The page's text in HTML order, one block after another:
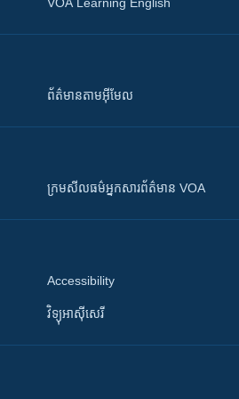
VOA Learning English
ព័ត៌មាន​តាម​អ៊ីមែល
ក្រម​​​សីលធម៌​​​អ្នក​​​សារព័ត៌មាន VOA
Accessibility
វិទ្យុ​អាស៊ី​សេរី